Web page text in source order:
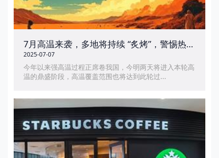
7月高温来袭，多地将持续 “炙烤”，警惕热射病风险
2025-07-07
今年以来强高温过程正席卷我国，今明两天将进入本轮高
温的鼎盛阶段，高温覆盖范围也将达到此轮过...